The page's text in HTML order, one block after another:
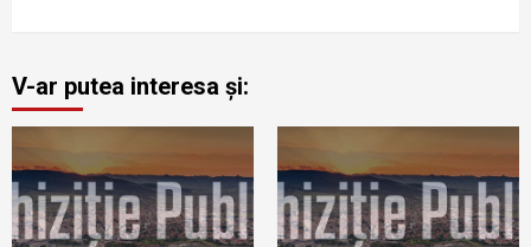
V-ar putea interesa și: